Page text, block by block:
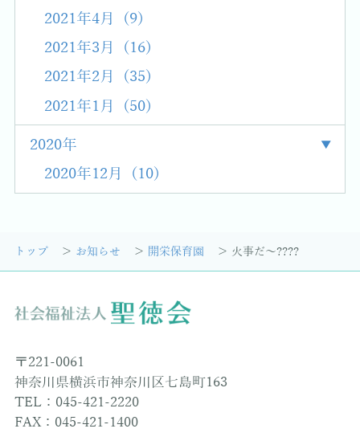
2021年4月 (9)
2021年3月 (16)
2021年2月 (35)
2021年1月 (50)
2020年
2020年12月 (10)
トップ お知らせ 開栄保育園 火事だ～????
〒221-0061
神奈川県横浜市神奈川区七島町163
TEL：045-421-2220
FAX：045-421-1400